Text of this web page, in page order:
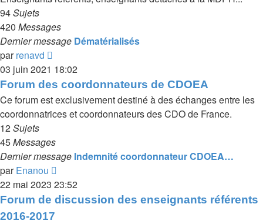
94Sujets
420 Messages
Dernier message Dématérialisés
parrenavd
le
dernier
message
03 juin 2021 18:02
Forum des coordonnateurs de CDOEA
Ce forum est exclusivement destiné à des échanges entre les
coordonnatrices et coordonnateurs des CDO de France.
12Sujets
45Messages
Dernier message Indemnité coordonnateur CDOEA…
parEnanou
le
dernier
22 mai 2023 23:52
Forum de discussion des enseignants référents
2016-2017